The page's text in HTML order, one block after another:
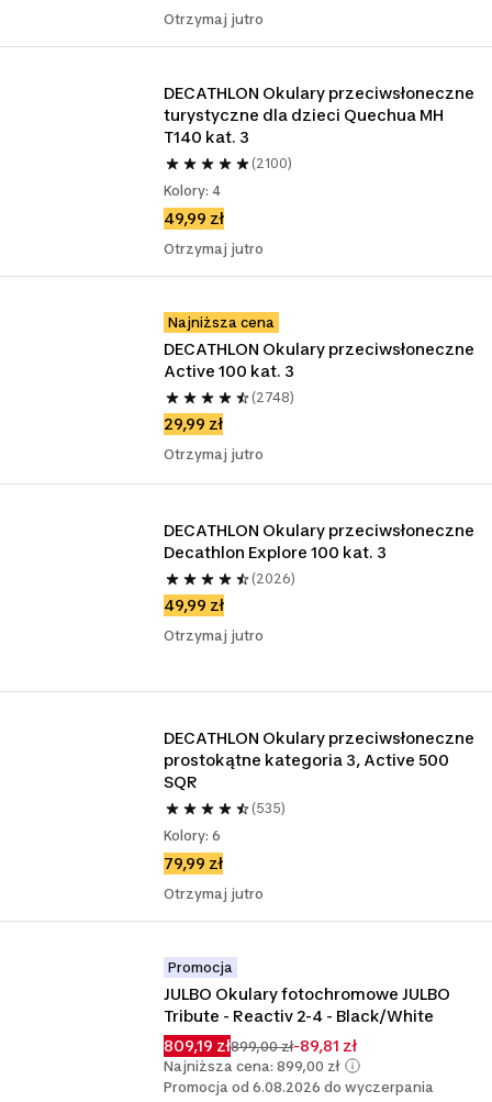
Otrzymaj jutro
DECATHLON Okulary przeciwsłoneczne
turystyczne dla dzieci Quechua MH
T140 kat. 3
(2100)
Kolory: 4
49,99 zł
Otrzymaj jutro
Najniższa cena
DECATHLON Okulary przeciwsłoneczne
Active 100 kat. 3
(2748)
29,99 zł
Otrzymaj jutro
DECATHLON Okulary przeciwsłoneczne
Decathlon Explore 100 kat. 3
(2026)
49,99 zł
Otrzymaj jutro
DECATHLON Okulary przeciwsłoneczne
prostokątne kategoria 3, Active 500
SQR
(535)
Kolory: 6
79,99 zł
Otrzymaj jutro
Promocja
JULBO Okulary fotochromowe JULBO
Tribute - Reactiv 2-4 - Black/White
809,19 zł899,00 zł-89,81 zł
Najniższa cena: 899,00 zł
Promocja od 6.08.2026 do wyczerpania